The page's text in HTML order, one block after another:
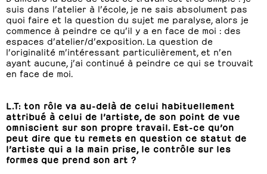
suis dans l’atelier à l’école, je ne sais absolument pas
quoi faire et la question du sujet me paralyse, alors je
commence à peindre ce qu’il y a en face de moi : des
espaces d’atelier/d’exposition. La question de
l’originalité m’intéressant particulièrement, et n’en
ayant aucune, j’ai continué à peindre ce qui se trouvait
en face de moi.
L.T: ton rôle va au-delà de celui habituellement
attribué à celui de l’artiste, de son point de vue
omniscient sur son propre travail. Est-ce qu’on
peut dire que tu remets en question ce statut de
l’artiste qui a la main prise, le contrôle sur les
formes que prend son art ?